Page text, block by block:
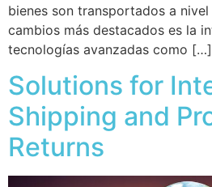
bienes son transportados a
cambios más destacados es la
tecnologías avanzadas como […]
Solutions for
Shipping and
Returns